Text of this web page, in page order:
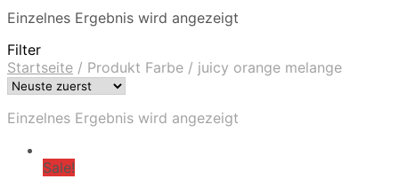
Einzelnes Ergebnis wird angezeigt
Filter
Startseite / Produkt Farbe / juicy orange melange
Einzelnes Ergebnis wird angezeigt
Sale!